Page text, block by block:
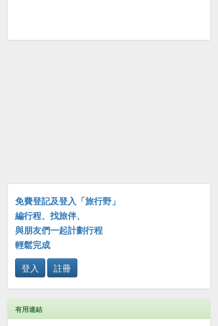
免費登記及登入「旅行野」
編行程、找旅伴、
與朋友們一起計劃行程
輕鬆完成
登入
註冊
有用連結